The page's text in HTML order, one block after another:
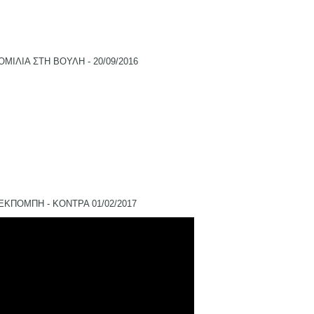
ΣΤΗ ΒΟΥΛΗ - 20/09/2016
ΕΚΠΟΜΠΗ - ΚΟΝΤΡΑ 01/02/2017